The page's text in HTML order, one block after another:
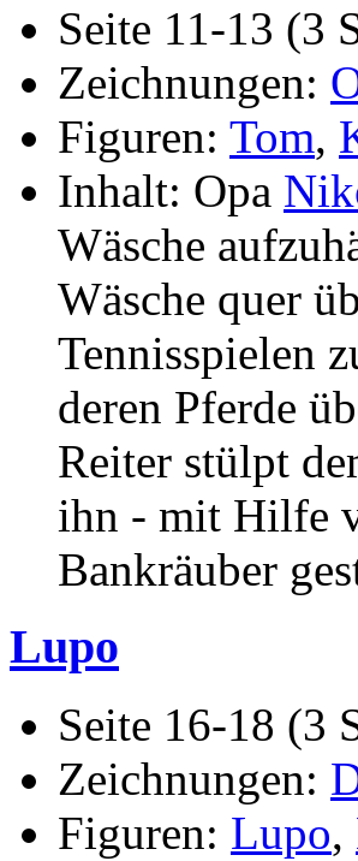
Seite 11-13 (3
Zeichnungen:
Figuren: Tom,
Inhalt: Opa
Wäsche
Wäsche quer
Tennisspielen
deren Pferde
Reiter stülpt
ihn - mit Hilfe
Bankräuber
Lupo
Seite 16-18 (3
Zeichnungen:
Figuren: Lupo,